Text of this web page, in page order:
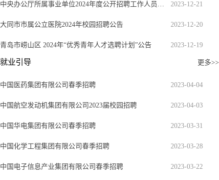
中央办公厅所属事业单位2024年度公开招聘工作人员公告 2023-12-21
大同市市属公立医院2024年校园招聘公告 2023-12-20
青岛市崂山区2024年“优秀青年人才选聘计划”公告 2023-12-19
就业引导 更多>>
中国医药集团有限公司春季招聘 2023-04-04
中国航空发动机集团有限公司2023届校园招聘 2023-04-03
中国华电集团有限公司春季招聘 2023-03-31
中国化学工程集团有限公司春季招聘 2023-03-28
中国电子信息产业集团有限公司春季招聘 2023-03-22